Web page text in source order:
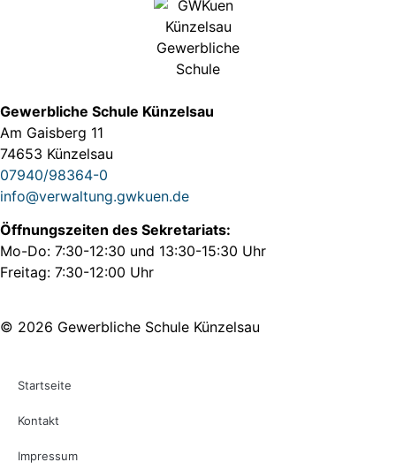
Gewerbliche Schule Künzelsau
Am Gaisberg 11
74653 Künzelsau
07940/98364-0
info@verwaltung.gwkuen.de
Öffnungszeiten des Sekretariats:
Mo-Do: 7:30-12:30 und 13:30-15:30 Uhr
Freitag: 7:30-12:00 Uhr
© 2026 Gewerbliche Schule Künzelsau
Startseite
Kontakt
Impressum